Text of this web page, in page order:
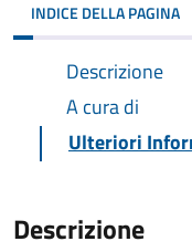
INDICE DELLA PAGINA
Descrizione
A cura di
Ulteriori
Descrizione